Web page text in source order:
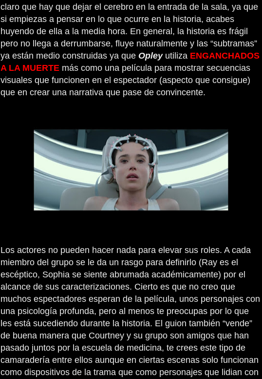
claro que hay que dejar el cerebro en la entrada de la sala, ya que
si empiezas a pensar en lo que ocurre en la historia, acabes
huyendo de ella a la media hora. En general, la historia es frágil
pero no llega a derrumbarse, fluye naturalmente y las “subtramas”
ya están medio construidas ya que Opleyutiliza ENGANCHADOS
A LA MUERTE más como una película para mostrar secuencias
visuales que funcionen en el espectador (aspecto que consigue)
que en crear una narrativa que pase de convincente.
Los actores no pueden hacer nada para elevar sus roles. A cada
miembro del grupo se le da un rasgo para definirlo (Ray es el
escéptico, Sophia se siente abrumada académicamente) por el
alcance de sus caracterizaciones. Cierto es que no creo que
muchos espectadores esperan de la película, unos personajes con
una psicología profunda, pero al menos te preocupas por lo que
les está sucediendo durante la historia. El guion también “vende”
de buena manera que Courtney y su grupo son amigos que han
pasado juntos por la escuela de medicina, te crees este tipo de
camaradería entre ellos aunque en ciertas escenas solo funcionan
como dispositivos de la trama que como personajes que lidian con